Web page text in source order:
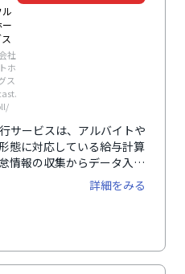
社
ホ
ス
サービスは、アルバイトや
態に対応している給与計算
情報の収集からデータ入
行い、労働保険や社会保険
ッフが対応。​給与計算業務
の業務に集中できる環境を
詳細をみる